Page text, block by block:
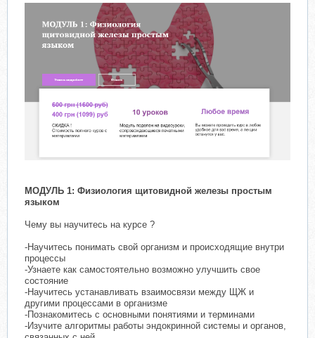
МОДУЛЬ 1: Физиология щитовидной железы простым
языком
Чему вы научитесь на курсе ?
-Научитесь понимать свой организм и происходящие внутри
процессы
-Узнаете как самостоятельно возможно улучшить свое
состояние
-Научитесь устанавливать взаимосвязи между ЩЖ и
другими процессами в организме
-Познакомитесь с основными понятиями и терминами
-Изучите алгоритмы работы эндокринной системы и органов,